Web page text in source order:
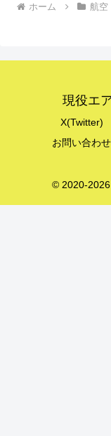
ホーム 航空
現役エ
X(Twitter)
お問い合わせ
© 2020-2026